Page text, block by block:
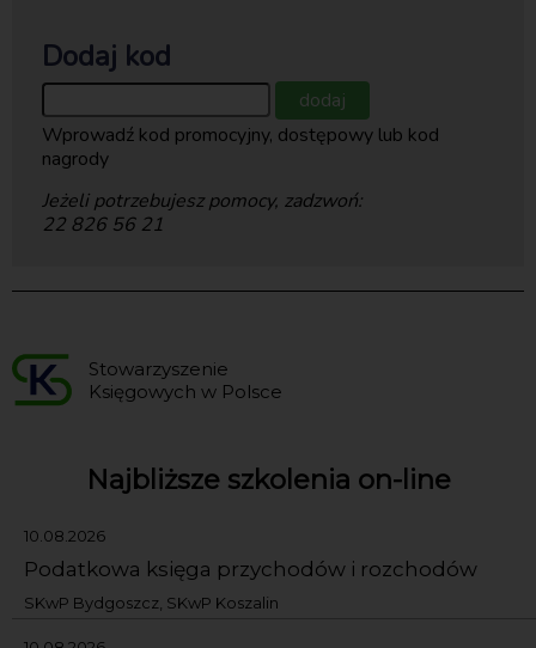
Dodaj kod
dodaj
Wprowadź kod promocyjny, dostępowy lub kod
nagrody
Jeżeli potrzebujesz pomocy, zadzwoń:
22 826 56 21
Stowarzyszenie
Księgowych w Polsce
Najbliższe szkolenia on-line
10.08.2026
Podatkowa księga przychodów i rozchodów
SKwP Bydgoszcz, SKwP Koszalin